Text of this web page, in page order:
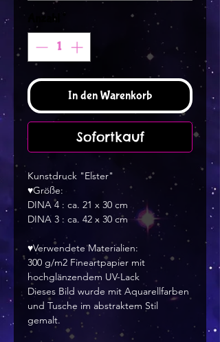
Anzahl
In den Warenkorb
Sofortkauf
Kunstdruck "Elster"
♥Größe:
DINA 4 : ca. 21 x 30 cm
DINA 3 : ca. 42 x 30 cm
♥Verwendete Materialien:
300 g/m2 Fineartpapier mit
hochglänzendem UV-Lack
Dieses Bild wurde mit Aquarellfarben
und Tusche im abstraktem Stil
gemalt.